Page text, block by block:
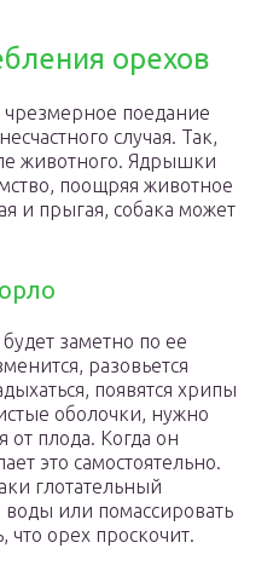
орехов
поедание
случая. Так,
животного. Ядрышки
поощряя животное
и прыгая, собака может
заметно по ее
разовьется
появятся хрипы
оболочки, нужно
от плода. Когда он
это самостоятельно.
глотательный
воды или помассировать
что орех проскочит.